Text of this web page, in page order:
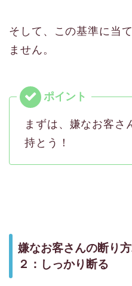
そして、この基準に当
ません。
まずは、嫌なお客さ
持とう！
嫌なお客さんの断り
２：しっかり断る